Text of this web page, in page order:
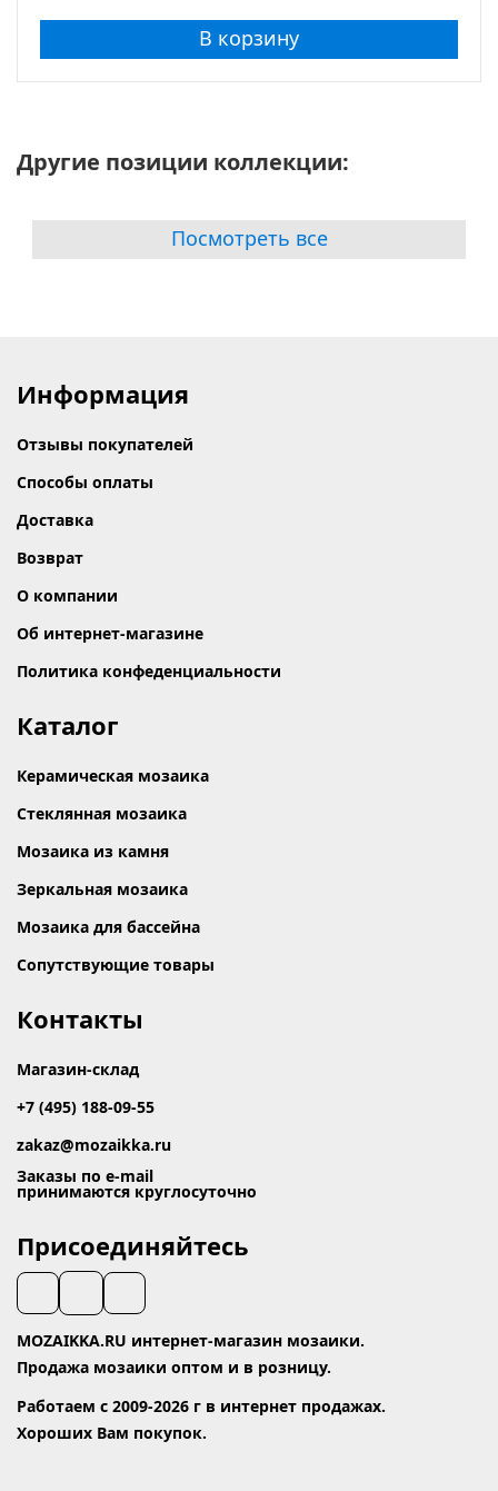
В корзину
Другие позиции коллекции:
Посмотреть все
Информация
Отзывы покупателей
Способы оплаты
Доставка
Возврат
О компании
Об интернет-магазине
Политика конфеденциальности
Каталог
Керамическая мозаика
Стеклянная мозаика
Мозаика из камня
Зеркальная мозаика
Мозаика для бассейна
Сопутствующие товары
Контакты
Магазин-склад
+7 (495) 188-09-55
zakaz@mozaikka.ru
Заказы по e-mail
принимаются круглосуточно
Присоединяйтесь
MOZAIKKA.RU интернет-магазин мозаики.
Продажа мозаики оптом и в розницу.
Работаем с 2009-2026 г в интернет продажах.
Хороших Вам покупок.